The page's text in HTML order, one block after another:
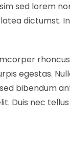
sed lorem
dictumst.
egestas.
bibendum
Duis nec